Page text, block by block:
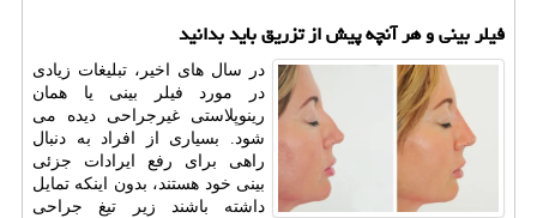
فیلر بینی و هر آنچه پیش از تزریق باید بدانید
در سال های اخیر، تبلیغات زیادی
در مورد فیلر بینی یا همان
رینوپلاستی غیرجراحی دیده می
شود. بسیاری از افراد به دنبال
راهی برای رفع ایرادات جزئی
بینی خود هستند، بدون اینکه تمایل
داشته باشند زیر تیغ جراحی